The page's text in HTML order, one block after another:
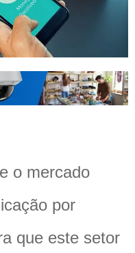
o mercado
por
que este setor